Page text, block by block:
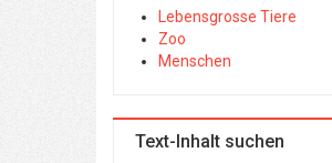
Lebensgrosse Tiere
Zoo
Menschen
Text-Inhalt suchen